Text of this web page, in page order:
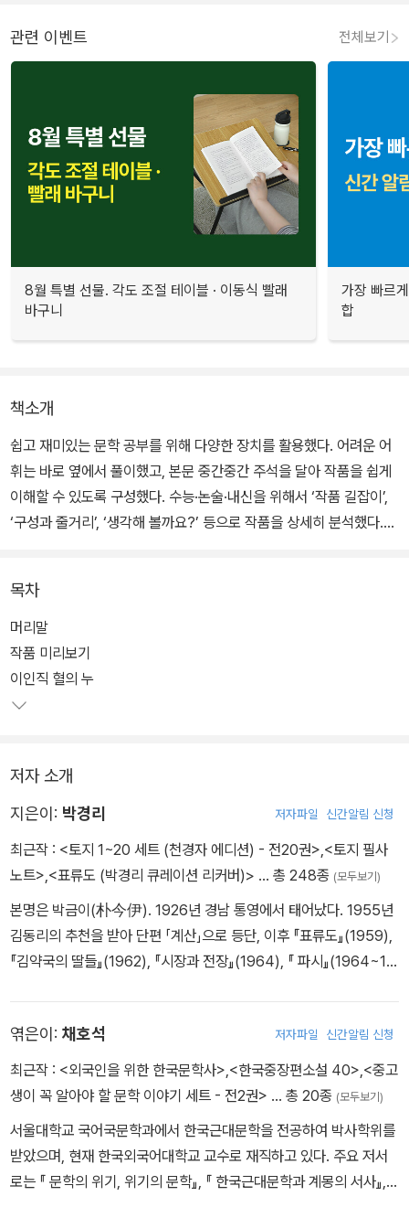
관련 이벤트 전체보기
8월 특별 선물. 각도 조절 테이블 · 이동식 빨래
바구니
가장 빠르
합
책소개
쉽고 재미있는 문학 공부를 위해 다양한 장치를 활용했다. 어려운 어
휘는 바로 옆에서 풀이했고, 본문 중간중간 주석을 달아 작품을 쉽게
이해할 수 있도록 구성했다. 수능·논술·내신을 위해서 ‘작품 길잡이’,
‘구성과 줄거리’, ‘생각해 볼까요?’ 등으로 작품을 상세히 분석했다.
청소년들이 경험의 세계를 확대하는 가장 좋은 방법 중 하나는 방대
한 서사를 담고 있는 한국 중장편 소설을 읽는 것이다. 소설 읽기를 통
한 다양한 간접 경험은 과거와 미래의 삶을 통찰하는 데도 큰 도움을
줄 것이다.
목차
머리말
작품 미리보기
이인직 혈의 누
저자 소개
지은이: 박경리 저자파일 신간알림 신청
최근작 : <토지 1~20 세트 (천경자 에디션) - 전20권>,<토지 필사
노트>,<표류도 (박경리 큐레이션 리커버)> … 총 248종 (모두보기)
본명은 박금이(朴今伊). 1926년 경남 통영에서 태어났다. 1955년
김동리의 추천을 받아 단편 「계산」으로 등단, 이후 『표류도』(1959),
『김약국의 딸들』(1962), 『시장과 전장』(1964), 『 파시』(1964~19
『토지』의 집필을 시작했으며 26년 만인 1994년 8월 15일에 완성했
다. 『토지』는 한말로부터 식민지 시대를 꿰뚫으며 민족사의 변전을
그린 한국문학의 걸작으로, 이 소설을 통해 한국문학사에 뚜렷한 족
를 《현대문학》에 연재했으나 건강상의 이유로 중단되며 미완으로 남
았다. 그 밖에 산문집 『Q씨에게』 『원주통신』 『만리장성의 나라』 『꿈
꾸는 자가 창조한다』 『생명의 아픔』 『일본산고』 등과 시집 『못 떠나
엮은이: 채호석 저자파일 신간알림 신청
최근작 : <외국인을 위한 한국문학사>,<한국중장편소설 40>,<중고
생이 꼭 알아야 할 문학 이야기 세트 - 전2권> … 총 20종 (모두보기)
서울대학교 국어국문학과에서 한국근대문학을 전공하여 박사학위를
받았으며, 현재 한국외국어대학교 교수로 재직하고 있다. 주요 저서
로는 『 문학의 위기, 위기의 문학』, 『 한국근대문학과 계몽의 서사』, 『